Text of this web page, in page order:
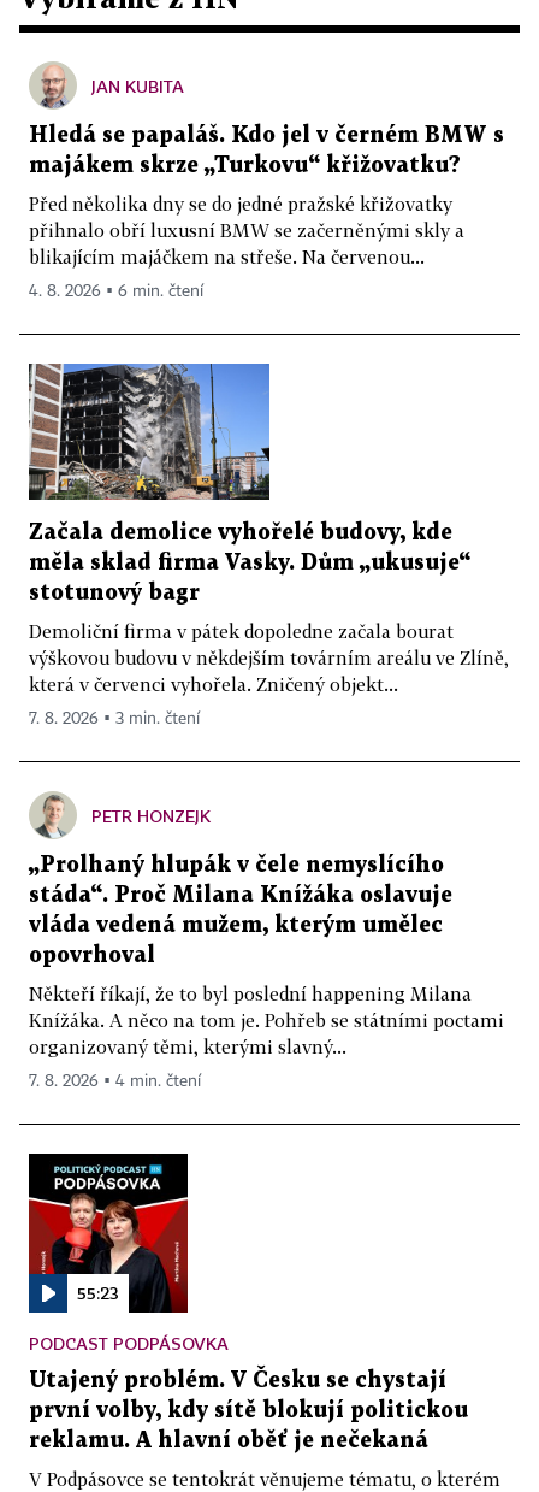
JAN KUBITA
Hledá se papaláš. Kdo jel v černém BMW s
majákem skrze „Turkovu“ křižovatku?
Před několika dny se do jedné pražské křižovatky
přihnalo obří luxusní BMW se začerněnými skly a
blikajícím majáčkem na střeše. Na červenou...
4. 8. 2026 ▪ 6 min. čtení
Začala demolice vyhořelé budovy, kde
měla sklad firma Vasky. Dům „ukusuje“
stotunový bagr
Demoliční firma v pátek dopoledne začala bourat
výškovou budovu v někdejším továrním areálu ve Zlíně,
která v červenci vyhořela. Zničený objekt...
7. 8. 2026 ▪ 3 min. čtení
PETR HONZEJK
„Prolhaný hlupák v čele nemyslícího
stáda“. Proč Milana Knížáka oslavuje
vláda vedená mužem, kterým umělec
opovrhoval
Někteří říkají, že to byl poslední happening Milana
Knížáka. A něco na tom je. Pohřeb se státními poctami
organizovaný těmi, kterými slavný...
7. 8. 2026 ▪ 4 min. čtení
55:23
PODCAST PODPÁSOVKA
Utajený problém. V Česku se chystají
první volby, kdy sítě blokují politickou
reklamu. A hlavní oběť je nečekaná
V Podpásovce se tentokrát věnujeme tématu, o kterém